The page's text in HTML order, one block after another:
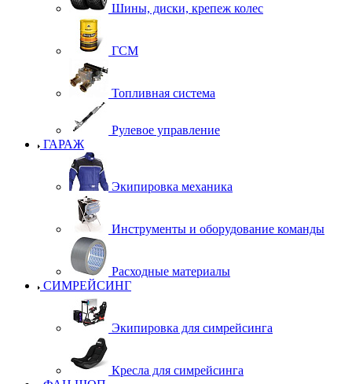
Шины, диски, крепеж колес
ГСМ
Топливная система
Рулевое управление
ГАРАЖ
Экипировка механика
Инструменты и оборудование команды
Расходные материалы
СИМРЕЙСИНГ
Экипировка для симрейсинга
Кресла для симрейсинга